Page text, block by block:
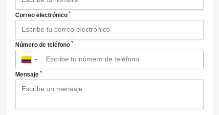
Correo electrónico *
Número de teléfono *
▼
Mensaje *